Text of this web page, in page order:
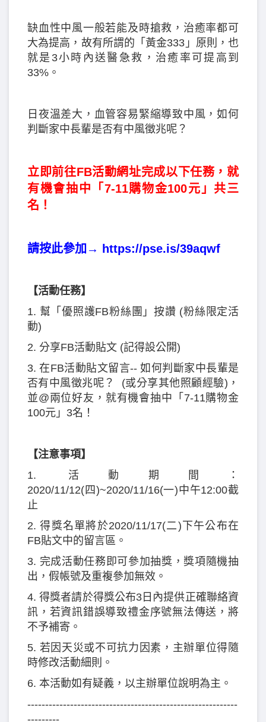
缺血性中風一般若能及時搶救，治癒率都可
大為提高，故有所謂的「黃金333」原則，也
就是3小時內送醫急救，治癒率可提高到
33%。
日夜溫差大，血管容易緊縮導致中風，如何
判斷家中長輩是否有中風徵兆呢？
立即前往FB活動網址完成以下任務，就
有機會抽中「7-11購物金100元」共三
名！
請按此參加→ https://pse.is/39aqwf
【活動任務】
1. 幫「優照護FB粉絲團」按讚 (粉絲限定活
動)
2. 分享FB活動貼文 (記得設公開)
3. 在FB活動貼文留言-- 如何判斷家中長輩是
否有中風徵兆呢？ (或分享其他照顧經驗)，
並@兩位好友，就有機會抽中「7-11購物金
100元」3名！
【注意事項】
1. 活動期間：
2020/11/12(四)~2020/11/16(一)中午12:00截
止
2. 得獎名單將於2020/11/17(二)下午公布在
FB貼文中的留言區。
3. 完成活動任務即可參加抽獎，獎項隨機抽
出，假帳號及重複參加無效。
4. 得獎者請於得獎公布3日內提供正確聯絡資
訊，若資訊錯誤導致禮金序號無法傳送，將
不予補寄。
5. 若因天災或不可抗力因素，主辦單位得隨
時修改活動細則。
6. 本活動如有疑義，以主辦單位說明為主。
-----------------------------------------------------------
---------